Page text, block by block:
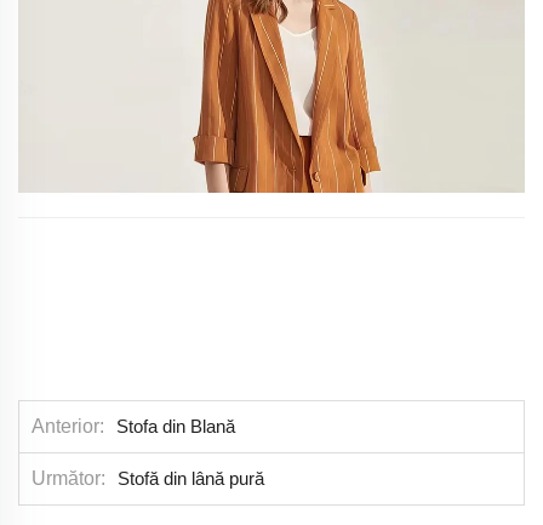
Anterior Stofa din Blană
Următor Stofă din lână pură